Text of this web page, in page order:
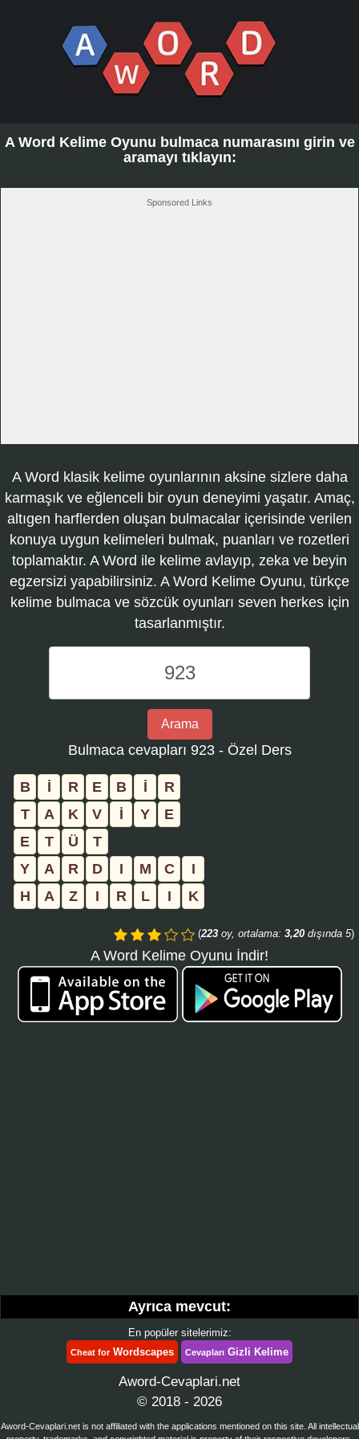
A Word Kelime Oyunu bulmaca numarasını girin ve
aramayı tıklayın:
Sponsored Links
A Word klasik kelime oyunlarının aksine sizlere daha
karmaşık ve eğlenceli bir oyun deneyimi yaşatır. Amaç,
altıgen harflerden oluşan bulmacalar içerisinde verilen
konuya uygun kelimeleri bulmak, puanları ve rozetleri
toplamaktır. A Word ile kelime avlayıp, zeka ve beyin
egzersizi yapabilirsiniz. A Word Kelime Oyunu, türkçe
kelime bulmaca ve sözcük oyunları seven herkes için
tasarlanmıştır.
Word
Kelime
Oyunu
bulmaca
girin
ve
aramayı
Arama
Bulmaca cevapları 923 - Özel Ders
B İ R E B İ
R
T
A K V İ Y
E
E
T Ü
T
Y
A R D I M C
I
H
A Z I R L I K
(223 oy, ortalama: 3,20 dışında 5)
A Word Kelime Oyunu İndir!
Ayrıca mevcut:
En popüler sitelerimiz:
Cheat forWordscapes Cevapları Gizli Kelime
Aword-Cevaplari.net
© 2018 - 2026
Aword-Cevaplari.net is not affiliated with the applications mentioned on this site. All intellectual